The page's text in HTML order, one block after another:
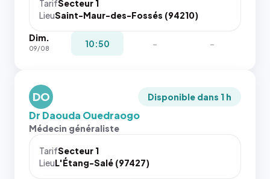
navigateur
pas la
place, et
les trois
dernières
images de
l'annuaire
dans ce
cas. #}
TarifSecteur 1
LieuSaint-Maur-des-Fossés (94210)
Dim.
09/08 10:50 - -
DO Disponible dans 1 h
Dr Daouda Ouedraogo
Médecin généraliste
TarifSecteur 1
LieuL'Étang-Salé (97427)